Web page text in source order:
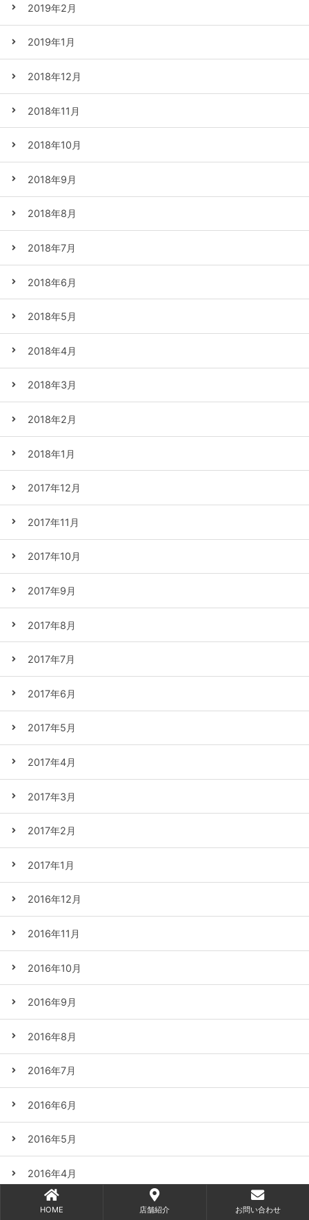
2019年2月
2019年1月
2018年12月
2018年11月
2018年10月
2018年9月
2018年8月
2018年7月
2018年6月
2018年5月
2018年4月
2018年3月
2018年2月
2018年1月
2017年12月
2017年11月
2017年10月
2017年9月
2017年8月
2017年7月
2017年6月
2017年5月
2017年4月
2017年3月
2017年2月
2017年1月
2016年12月
2016年11月
2016年10月
2016年9月
2016年8月
2016年7月
2016年6月
2016年5月
2016年4月
2016年3月
HOME 店舗紹介 お問い合わせ